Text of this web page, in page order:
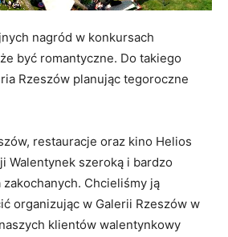
nagród w konkursach
być romantyczne. Do takiego
Rzeszów planując tegoroczne
restauracje oraz kino Helios
Walentynek szeroką i bardzo
Chcieliśmy ją
organizując w Galerii Rzeszów w
klientów walentynkowy